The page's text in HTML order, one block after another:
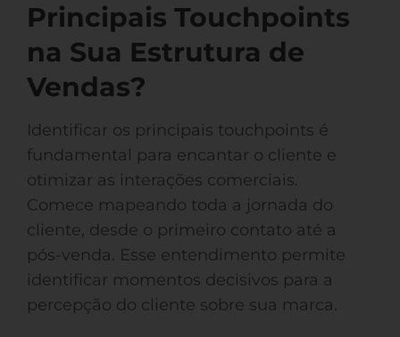
Principais Touchpoints
na Sua Estrutura de
Vendas?
Identificar os principais touchpoints é
fundamental para encantar o cliente e
otimizar as interações comerciais.
Comece mapeando toda a jornada do
cliente, desde o primeiro contato até a
pós-venda. Esse entendimento permite
identificar momentos decisivos para a
percepção do cliente sobre sua marca.